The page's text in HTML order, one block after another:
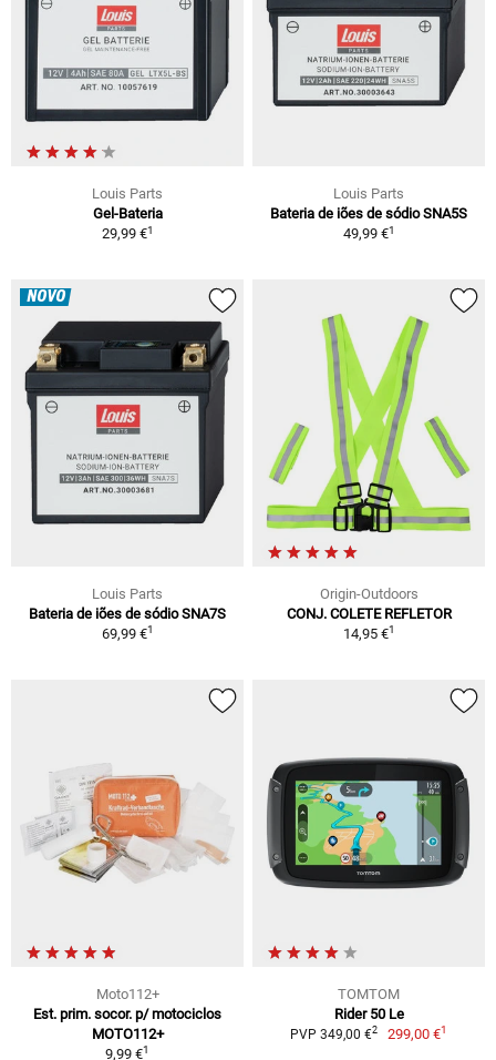
Louis Parts
Gel-Bateria
29,99 €1
Louis Parts
Bateria de iões de sódio SNA5S
49,99 €1
NOVO
Louis Parts
Bateria de iões de sódio SNA7S
69,99 €1
Origin-Outdoors
CONJ. COLETE REFLETOR
14,95 €1
Moto112+
Est. prim. socor. p/ motociclos
MOTO112+
9,99 €1
TOMTOM
Rider 50 Le
PVP 349,00 €2 299,00 €1